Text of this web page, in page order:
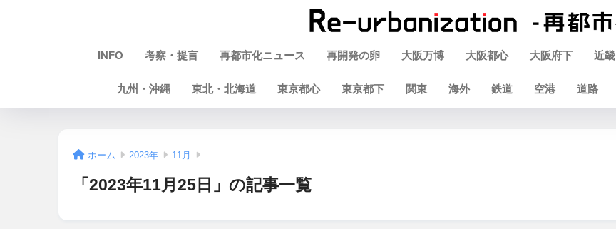
INFO 考察・提言 再都市化ニュース 再開発の卵 大阪万博 大阪都心 大阪府下 近畿
九州・沖縄 東北・北海道 東京都心 東京都下 関東 海外 鉄道 空港 道路
ホーム 2023年 11月
「2023年11月25日」の記事一覧